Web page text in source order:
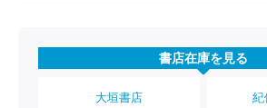
書店在庫を見る
大垣書店 紀